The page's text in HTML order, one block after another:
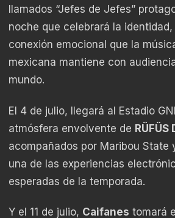
llamados “Jefes de Jefes”
noche que celebrará la
conexión emocional que la
mexicana mantiene con
mundo.
El 4 de julio, llegará al Estadio
atmósfera envolvente de RÜFÜS
acompañados por Maribou State
una de las experiencias
esperadas de la temporada.
Y el 11 de julio, Caifanes tomará